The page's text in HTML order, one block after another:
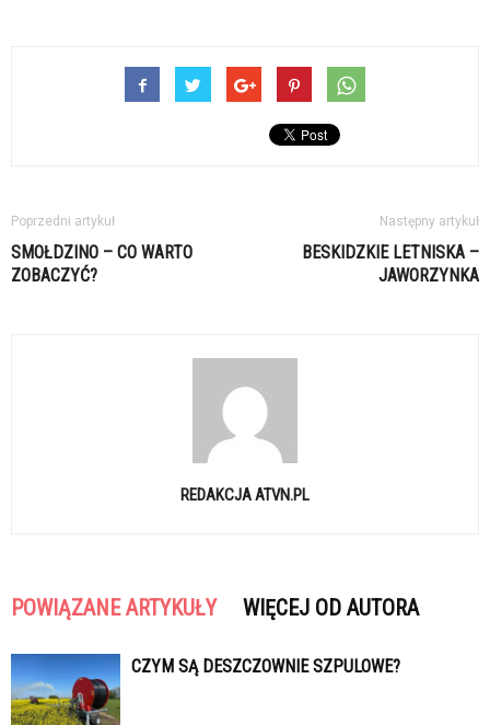
Poprzedni artykuł
SMOŁDZINO – CO WARTO
ZOBACZYĆ?
Następny artykuł
BESKIDZKIE LETNISKA –
JAWORZYNKA
REDAKCJA ATVN.PL
POWIĄZANE ARTYKUŁY WIĘCEJ OD AUTORA
CZYM SĄ DESZCZOWNIE SZPULOWE?